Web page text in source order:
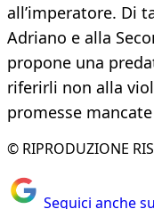
all’imperatore. Di
Adriano e alla
propone una
riferirli non alla
promesse
© RIPRODUZIONE
Seguici anche